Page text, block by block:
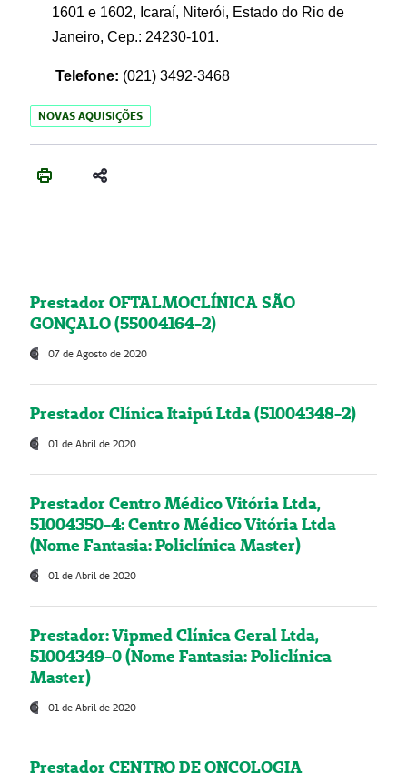
1601 e 1602, Icaraí, Niterói, Estado do Rio de
Janeiro, Cep.: 24230-101.
Telefone: (021) 3492-3468
NOVAS AQUISIÇÕES
Prestador OFTALMOCLÍNICA SÃO
GONÇALO (55004164-2)
07 de Agosto de 2020
Prestador Clínica Itaipú Ltda (51004348-2)
01 de Abril de 2020
Prestador Centro Médico Vitória Ltda,
51004350-4: Centro Médico Vitória Ltda
(Nome Fantasia: Policlínica Master)
01 de Abril de 2020
Prestador: Vipmed Clínica Geral Ltda,
51004349-0 (Nome Fantasia: Policlínica
Master)
01 de Abril de 2020
Prestador CENTRO DE ONCOLOGIA